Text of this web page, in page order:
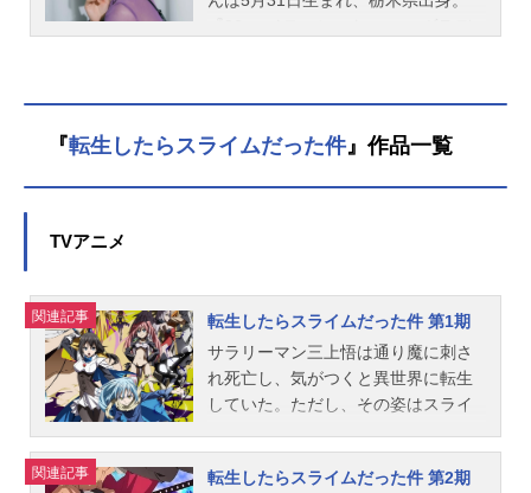
代役など、人気作品のキャラクター
を演じています。こちらでは、長谷
川育美さんのオススメ記事をご紹
介！
『転生したらスライムだった件』作品一覧
TVアニメ
関連記事
転生したらスライムだった件 第1期
サラリーマン三上悟は通り魔に刺さ
れ死亡し、気がつくと異世界に転生
していた。ただし、その姿はスライ
イム人生を得て、さまざまな種族が
うごめくこの世界に放り出され、
関連記事
転生したらスライムだった件 第2期